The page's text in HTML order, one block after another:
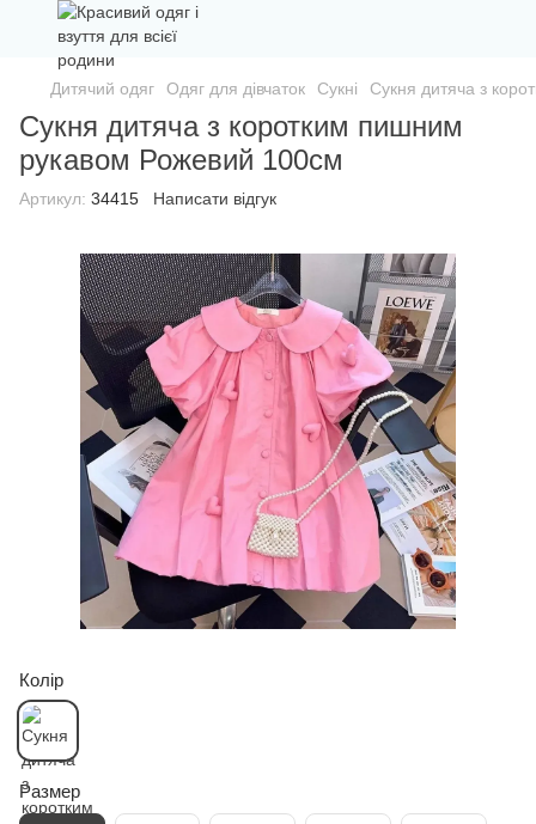
Дитячий одяг Одяг для дівчаток Сукні Сукня дитяча з
Сукня дитяча з коротким пишним
рукавом Рожевий 100см
Артикул: 34415 Написати відгук
Колір
Размер